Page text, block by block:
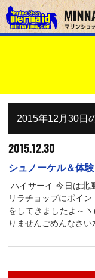
2015年12月30日
2015.12.30
シュノーケル＆体
ハイサーイ 今日は北
リラチョップにポイ
をしてきましたよ～
りませんごめんなさい